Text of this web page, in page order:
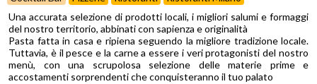
Una accurata selezione di prodotti locali, i migliori salumi e formaggi
del nostro territorio, abbinati con sapienza e originalità
Pasta fatta in casa e ripiena seguendo la migliore tradizione locale.
Tuttavia, è il pesce e la carne a essere i veri protagonisti del nostro
menù, con una scrupolosa selezione delle materie prime e
accostamenti sorprendenti che conquisteranno il tuo palato